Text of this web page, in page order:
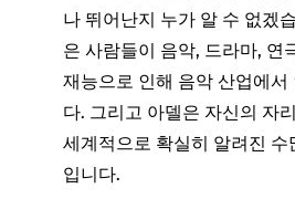
나 뛰어난지 누가 알 수 없겠
은 사람들이 음악, 드라마, 연
재능으로 인해 음악 산업에서
다. 그리고 아델은 자신의 자
세계적으로 확실히 알려진 수
입니다.